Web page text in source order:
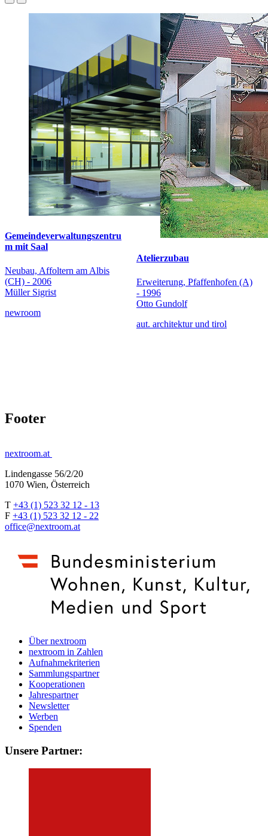
Gemeindeverwaltungszentru
m mit Saal
Neubau, Affoltern am Albis
(CH) - 2006
Müller Sigrist
newroom
Atelierzubau
Erweiterung, Pfaffenhofen (A)
- 1996
Otto Gundolf
aut. architektur und tirol
Footer
nextroom.at
Lindengasse 56/2/20
1070 Wien, Österreich
T +43 (1) 523 32 12 - 13
F +43 (1) 523 32 12 - 22
office@nextroom.at
Über nextroom
nextroom in Zahlen
Aufnahmekriterien
Sammlungspartner
Kooperationen
Jahrespartner
Newsletter
Werben
Spenden
Unsere Partner: